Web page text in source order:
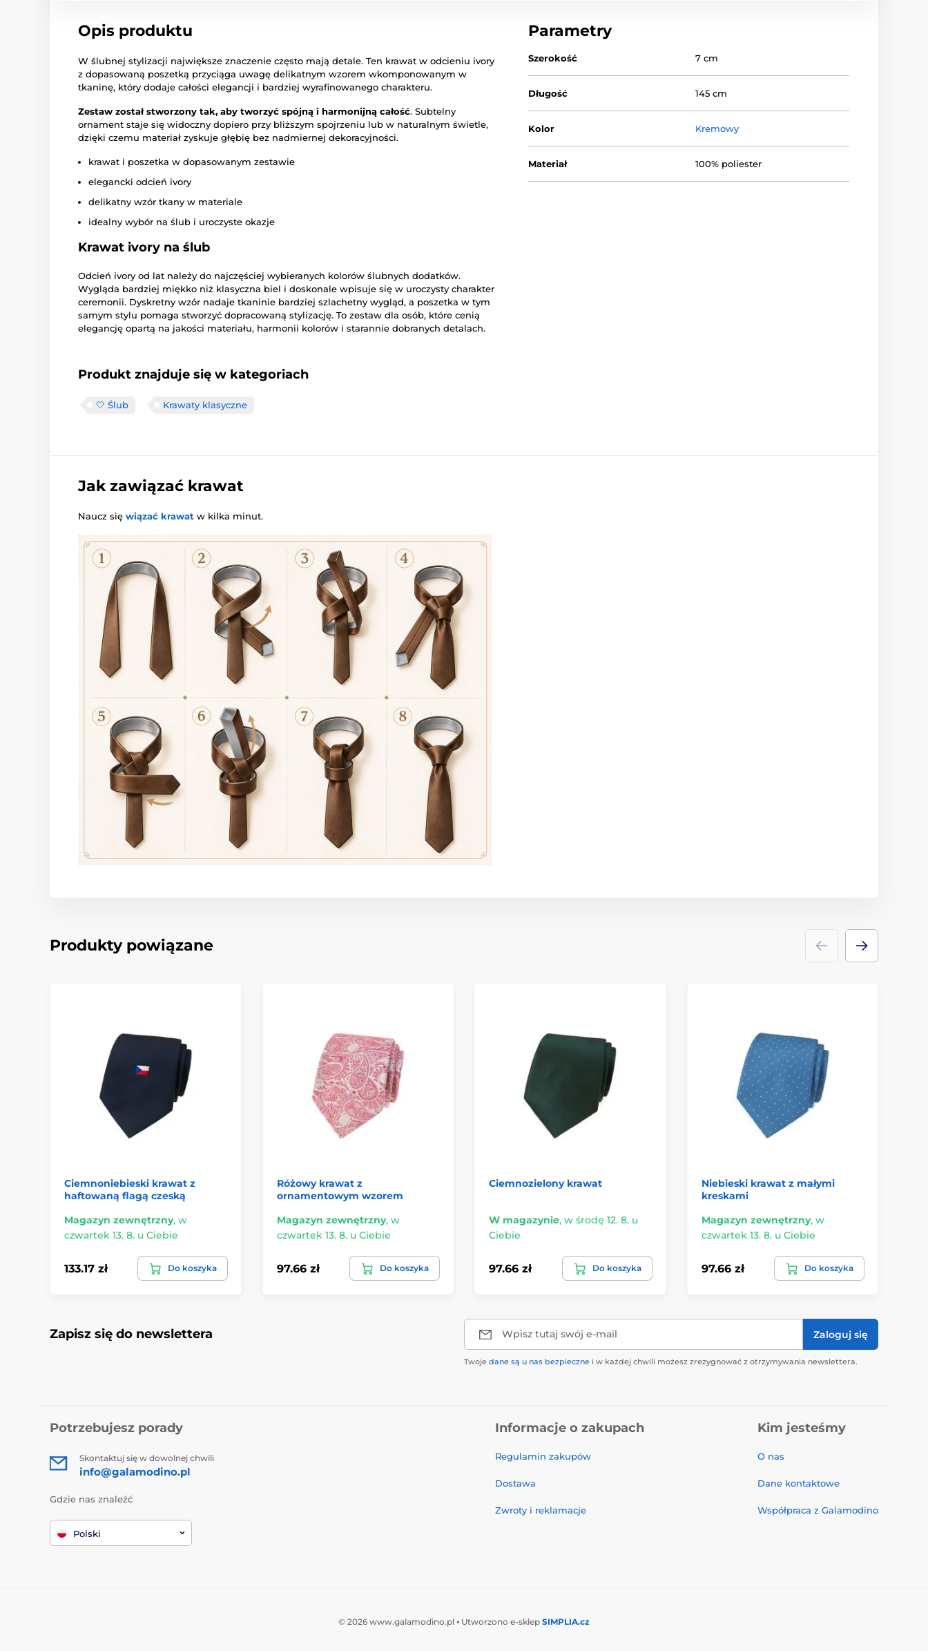
Opis produktu
W ślubnej stylizacji największe znaczenie często mają detale. Ten krawat w odcieniu ivory
z dopasowaną poszetką przyciąga uwagę delikatnym wzorem wkomponowanym w
tkaninę, który dodaje całości elegancji i bardziej wyrafinowanego charakteru.
Zestaw został stworzony tak, aby tworzyć spójną i harmonijną całość. Subtelny
ornament staje się widoczny dopiero przy bliższym spojrzeniu lub w naturalnym świetle,
dzięki czemu materiał zyskuje głębię bez nadmiernej dekoracyjności.
krawat i poszetka w dopasowanym zestawie
elegancki odcień ivory
delikatny wzór tkany w materiale
idealny wybór na ślub i uroczyste okazje
Krawat ivory na ślub
Odcień ivory od lat należy do najczęściej wybieranych kolorów ślubnych dodatków.
Wygląda bardziej miękko niż klasyczna biel i doskonale wpisuje się w uroczysty charakter
ceremonii. Dyskretny wzór nadaje tkaninie bardziej szlachetny wygląd, a poszetka w tym
samym stylu pomaga stworzyć dopracowaną stylizację. To zestaw dla osób, które cenią
elegancję opartą na jakości materiału, harmonii kolorów i starannie dobranych detalach.
Produkt znajduje się w kategoriach
🤍 Ślub Krawaty klasyczne
Parametry
Szerokość 7 cm
Długość 145 cm
Kolor Kremowy
Materiał 100% poliester
Jak zawiązać krawat
Naucz się wiązać krawat w kilka minut.
Produkty powiązane
Ciemnoniebieski krawat z
haftowaną flagą czeską
Magazyn zewnętrzny, w
czwartek 13. 8. u Ciebie
133.17 zł Do koszyka
Różowy krawat z
ornamentowym wzorem
Magazyn zewnętrzny, w
czwartek 13. 8. u Ciebie
97.66 zł Do koszyka
Ciemnozielony krawat
W magazynie, w środę 12. 8. u
Ciebie
97.66 zł Do koszyka
Niebieski krawat z małymi
kreskami
Magazyn zewnętrzny, w
czwartek 13. 8. u Ciebie
97.66 zł Do koszyka
Zapisz się do newslettera Wpisz tutaj swój e-mail Zaloguj się
Twoje dane są u nas bezpieczne i w każdej chwili możesz zrezygnować z otrzymywania newslettera.
Potrzebujesz porady
Skontaktuj się w dowolnej chwili
info@galamodino.pl
Gdzie nas znaleźć
Polski
Informacje o zakupach
Regulamin zakupów
Dostawa
Zwroty i reklamacje
Kim jesteśmy
O nas
Dane kontaktowe
Współpraca z Galamodino
© 2026 www.galamodino.pl ⦁ Utworzono e-sklep SIMPLIA.cz